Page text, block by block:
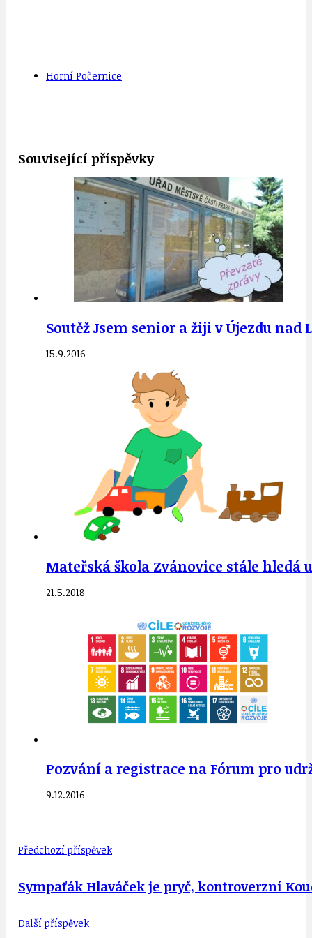
Horní Počernice
Související příspěvky
Soutěž Jsem senior a žiji v Újezdu nad
15.9.2016
Mateřská škola Zvánovice stále hledá
21.5.2018
Pozvání a registrace na Fórum pro
9.12.2016
Předchozí příspěvek
Sympaťák Hlaváček je pryč, kontroverzní
Další příspěvek